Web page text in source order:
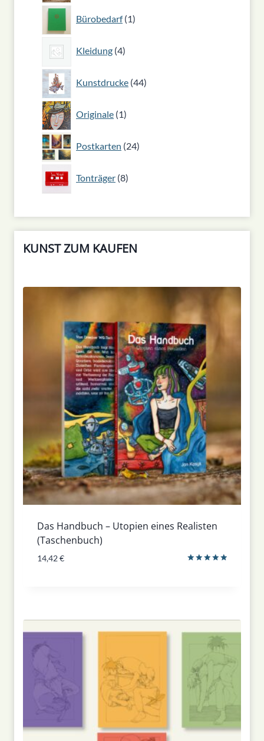
Bürobedarf 1
1
Produkt
Kleidung 4
4
Produkte
Kunstdrucke 44
44
Produkte
Originale 1
1
Produkt
Postkarten 24
24
Produkte
Tonträger 8
8
Produkte
KUNST ZUM KAUFEN
Das Handbuch – Utopien eines Realisten
(Taschenbuch)
14,42€